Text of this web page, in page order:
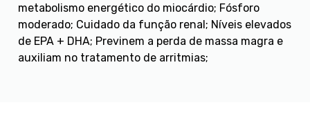
metabolismo energético do miocárdio; Fósforo
moderado; Cuidado da função renal; Níveis elevados
de EPA + DHA; Previnem a perda de massa magra e
auxiliam no tratamento de arritmias;